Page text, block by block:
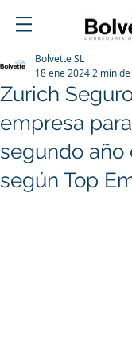
Zurich
empresa
segundo año
según Top
Bolvette SL
18 ene 2024 2 min